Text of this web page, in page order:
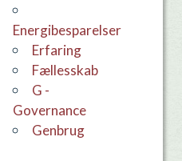
Energibesparelser
erfaring
Fællesskab
G -
Governance
Genbrug